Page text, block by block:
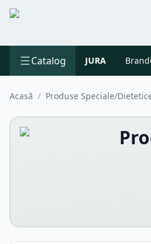
Catalog JURA
Acasă / Produse Speciale/